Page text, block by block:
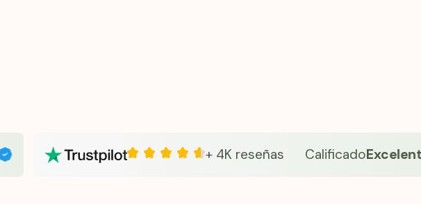
+ 4K reseñas CalificadoExcelente